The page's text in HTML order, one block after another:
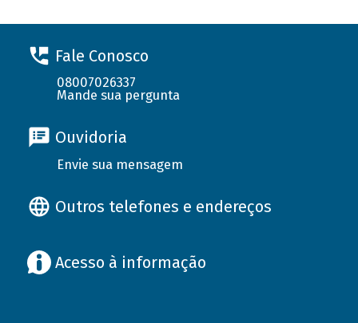
Fale Conosco
08007026337
Mande sua pergunta
Ouvidoria
Envie sua mensagem
Outros telefones e endereços
Acesso à informação